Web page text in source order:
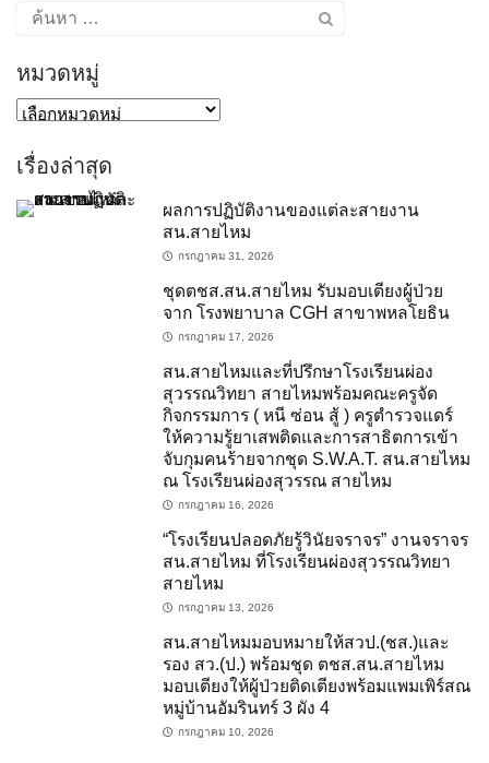
ค้นหา
สำหรับ:
หมวดหมู่
หมวด
เรื่องล่าสุด
ผลการปฏิบัติงานของแต่ละสายงาน
สน.สายไหม
กรกฎาคม 31, 2026
ชุดตชส.สน.สายไหม รับมอบเตียงผู้ป่วย
จาก โรงพยาบาล CGH สาขาพหลโยธิน
กรกฎาคม 17, 2026
สน.สายไหมและที่ปรึกษาโรงเรียนผ่อง
สุวรรณวิทยา สายไหมพร้อมคณะครูจัด
กิจกรรมการ ( หนี ซ่อน สู้ ) ครูตำรวจแดร์
ให้ความรู้ยาเสพติดและการสาธิตการเข้า
จับกุมคนร้ายจากชุด S.W.A.​T.​ สน.สายไหม
ณ โรงเรียนผ่องสุวรรณ สายไหม
กรกฎาคม 16, 2026
“โรงเรียนปลอดภัยรู้วินัยจราจร” งานจราจร
สน.สายไหม ที่โรงเรียนผ่องสุวรรณวิทยา
สายไหม
กรกฎาคม 13, 2026
สน.สายไหมมอบหมายให้สวป.(ชส.)และ
รอง สว.(ป.) พร้อมชุด ตชส.สน.สายไหม
มอบเตียงให้ผู้ป่วยติดเตียงพร้อมแพมเพิร์สณ
หมู่บ้านอัมรินทร์ 3 ผัง 4
กรกฎาคม 10, 2026